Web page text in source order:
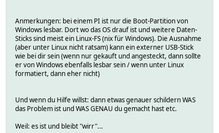
Anmerkungen: bei einem PI ist nur die Boot-Partition von
Windows lesbar. Dort wo das OS drauf ist und weitere Daten-
Sticks sind meist ein Linux-FS (nix für Windows). Die Ausnahme
(aber unter Linux nicht ratsam) kann ein externer USB-Stick
wie bei dir sein (wenn nur gekauft und angesteckt, dann sollte
er von Windows ebenfalls lesbar sein / wenn unter Linux
formatiert, dann eher nicht)
Und wenn du Hilfe willst: dann etwas genauer schildern WAS
das Problem ist und WAS GENAU du gemacht hast etc.
Weil: es ist und bleibt "wirr"...